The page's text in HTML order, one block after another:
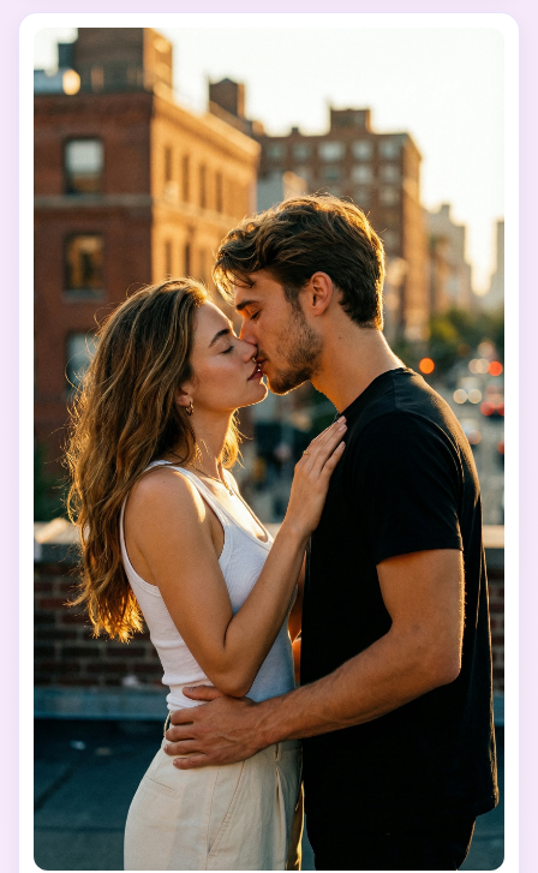
Auflösung, intime und authentische Paarmomente.